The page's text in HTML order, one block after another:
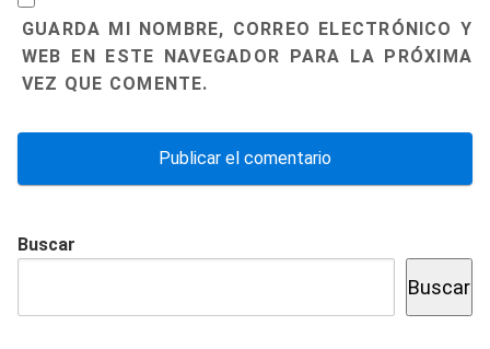
GUARDA MI NOMBRE, CORREO ELECTRÓNICO Y
WEB EN ESTE NAVEGADOR PARA LA PRÓXIMA
VEZ QUE COMENTE.
Buscar
Buscar